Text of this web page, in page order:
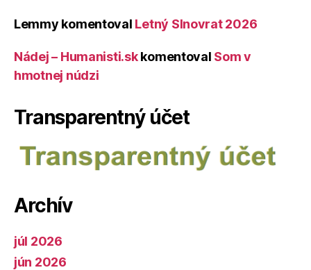
Lemmy komentoval Letný Slnovrat 2026
Nádej – Humanisti.skkomentoval Som v
hmotnej núdzi
Transparentný účet
Archív
júl 2026
jún 2026